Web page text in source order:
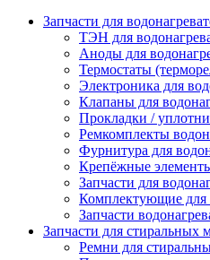
Запчасти для
ТЭН для
Аноды для
Термостаты
Электроника для
Клапаны для
Прокладки /
Ремкомплекты
Фурнитура для
Крепёжные
Запчасти для
Комплектующие для
Запчасти
Запчасти для стиральных
Ремни для